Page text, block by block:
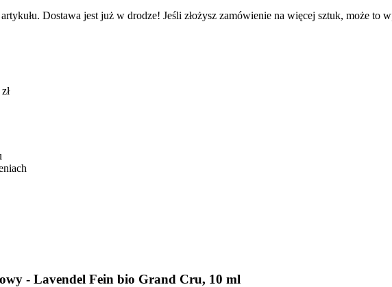
Dostawa jest już w drodze! Jeśli złożysz zamówienie na więcej sztuk, może to
- Lavendel Fein bio Grand Cru, 10 ml